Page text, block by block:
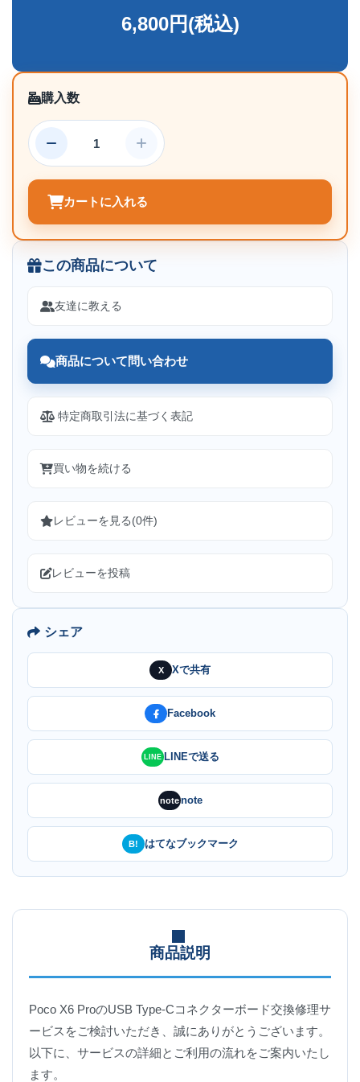
6,800円(税込)
購入数
カートに入れる
この商品について
友達に教える
商品について問い合わせ
特定商取引法に基づく表記
買い物を続ける
レビューを見る(0件)
レビューを投稿
シェア
X Xで共有
Facebook
LINE LINEで送る
notenote
B! はてなブックマーク
商品説明
Poco X6 ProのUSB Type-Cコネクターボード交換修理サ
ービスをご検討いただき、誠にありがとうございます。
以下に、サービスの詳細とご利用の流れをご案内いたし
ます。